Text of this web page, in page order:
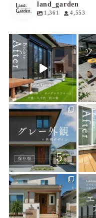
land_garden
1,361 4,553
land_garden
1
land_garden
21 0
land_garden
25 0